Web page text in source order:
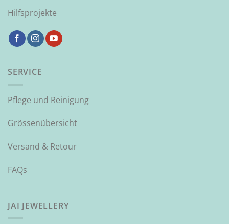
Hilfsprojekte
SERVICE
Pflege und Reinigung
Grössenübersicht
Versand & Retour
FAQs
JAI JEWELLERY